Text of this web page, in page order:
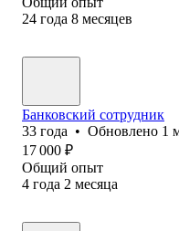
24 года 8 месяцев
Банковский сотрудник
33 года • Обновлено 1
17 000 ₽
Общий опыт
4 года 2 месяца